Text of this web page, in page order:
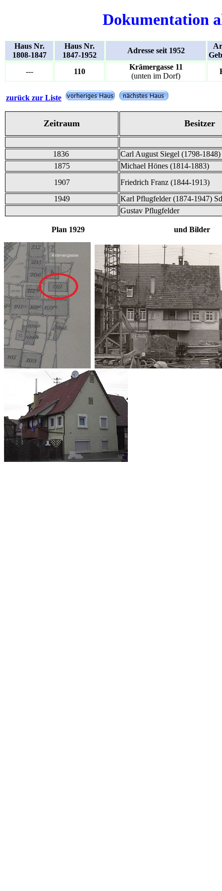
Dokumentation
Haus Nr.
1808-1847
Haus Nr.
1847-1952
Adresse seit 1952
---
110
Krämergasse 11
(unten im Dorf)
zurück zur Liste
Zeitraum Besitzer
1836
Carl August Siegel (1798-1848)
1875
Michael Hönes (1814-1883)
1907
Friedrich Franz (1844-1913)
1949
Karl Pflugfelder (1874-1947)
Gustav Pflugfelder
Plan 1929 und Bilder